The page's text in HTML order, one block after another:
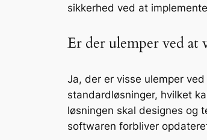
sikkerhed ved at
Er der ulemper ved at
Ja, der er visse ulemper
standardløsninger, hvilket
løsningen skal designes og
softwaren forbliver